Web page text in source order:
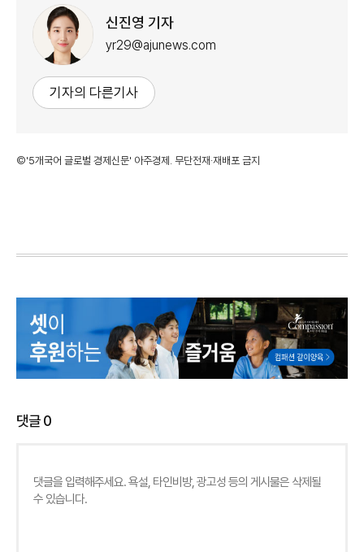
신진영 기자
yr29@ajunews.com
기자의 다른기사
©'5개국어 글로벌 경제신문' 아주경제. 무단전재·재배포 금지
댓글0